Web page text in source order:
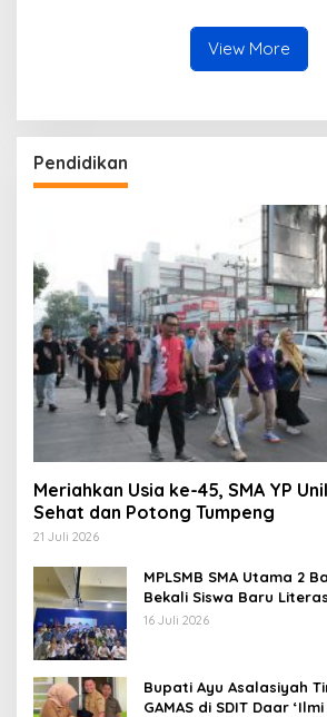
Ibadah
View More
Pendidikan
Meriahkan Usia ke-45, SMA YP
Sehat dan Potong Tumpeng
21 Juli 2026
MPLSMB SMA Utama 2
Bekali Siswa Baru
Jurnalistik, dan Etika
16 Juli 2026
Bupati Ayu Asalasiyah
GAMAS di SDIT Daar ‘Ilmi